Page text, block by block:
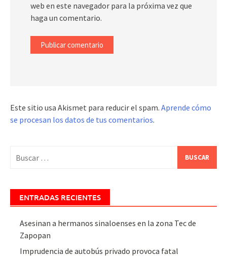
web en este navegador para la próxima vez que
haga un comentario.
Este sitio usa Akismet para reducir el spam. Aprende cómo
se procesan los datos de tus comentarios.
ENTRADAS RECIENTES
Asesinan a hermanos sinaloenses en la zona Tec de
Zapopan
Imprudencia de autobús privado provoca fatal